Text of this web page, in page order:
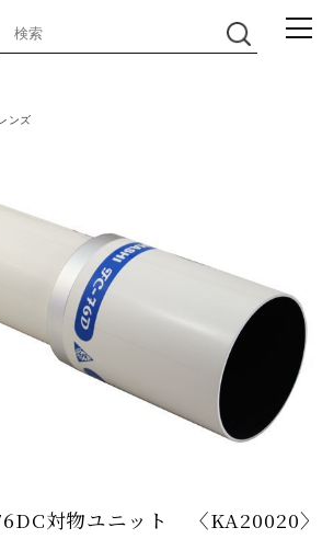
ンズ
対物ユニット 〈KA20020〉